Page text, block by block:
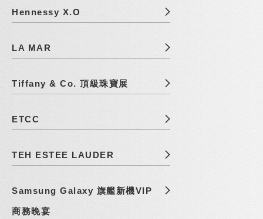
Hennessy X.O
LA MAR
Tiffany & Co. 頂級珠寶展
ETCC
TEH ESTEE LAUDER
Samsung Galaxy 旗艦新機VIP
商務晚宴